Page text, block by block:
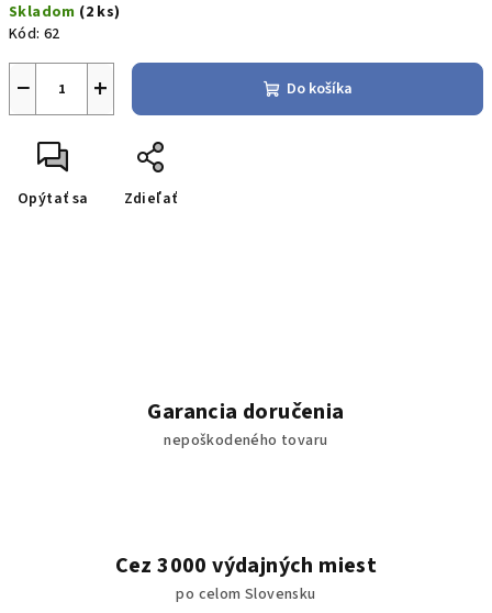
cena:
Skladom (2 ks)
Kód: 62
+
− Do košíka
Opýtať sa Zdieľať
Garancia doručenia
nepoškodeného tovaru
Cez 3000 výdajných miest
po celom Slovensku